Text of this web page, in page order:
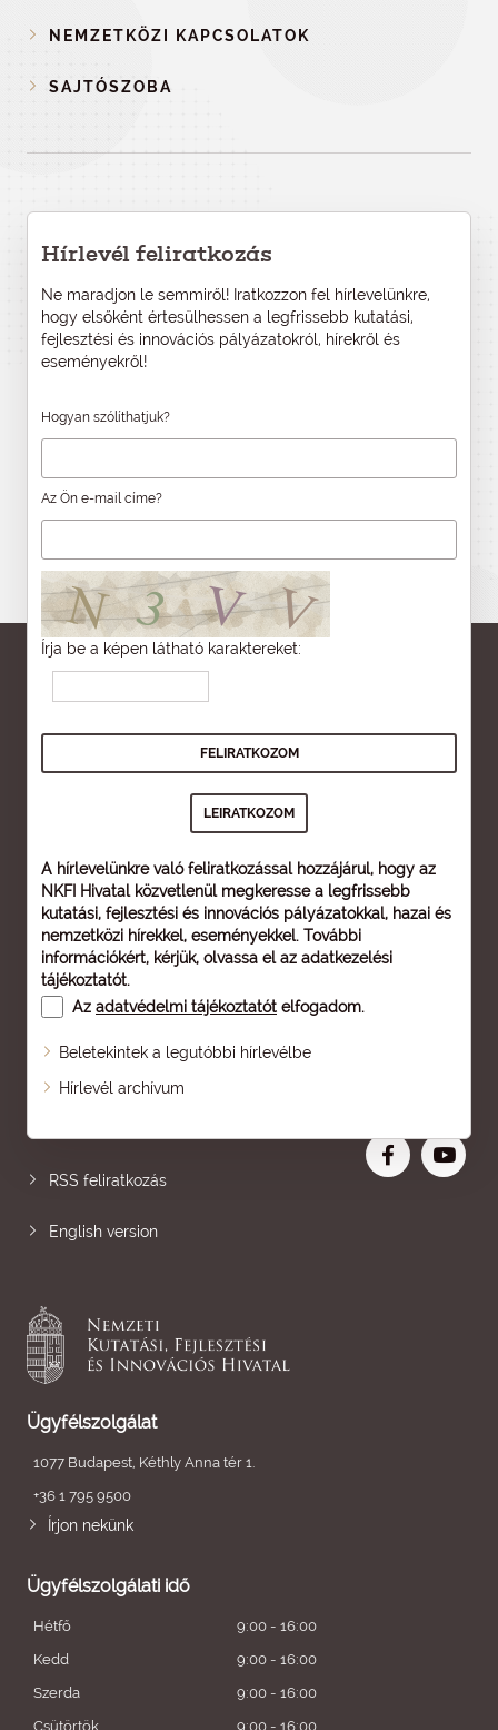
NEMZETKÖZI KAPCSOLATOK
SAJTÓSZOBA
Hírlevél feliratkozás
Ne maradjon le semmiről! Iratkozzon fel hírlevelünkre,
hogy elsőként értesülhessen a legfrissebb kutatási,
fejlesztési és innovációs pályázatokról, hírekről és
eseményekről!
Hogyan szólíthatjuk?
Az Ön e-mail címe?
Írja be a képen látható karaktereket:
A hírlevelünkre való feliratkozással hozzájárul, hogy az
NKFI Hivatal közvetlenül megkeresse a legfrissebb
kutatási, fejlesztési és innovációs pályázatokkal, hazai és
nemzetközi hírekkel, eseményekkel. További
információkért, kérjük, olvassa el az adatkezelési
tájékoztatót.
Az adatvédelmi tájékoztatót elfogadom.
Beletekintek a legutóbbi hírlevélbe
Hírlevél archívum
Oldaltérkép
RSS feliratkozás
English version
Ügyfélszolgálat
1077 Budapest, Kéthly Anna tér 1.
+36 1 795 9500
Írjon nekünk
Ügyfélszolgálati idő
Hétfő
9:00 - 16:00
Kedd
9:00 - 16:00
Szerda
9:00 - 16:00
Csütörtök
9:00 - 16:00